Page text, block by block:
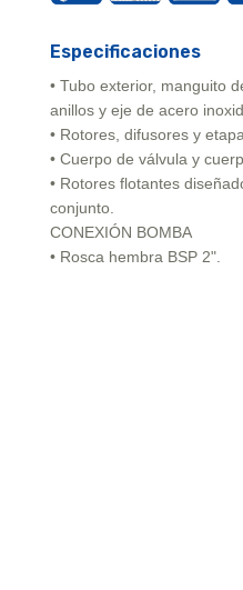
Especificaciones
• Tubo exterior, manguito
anillos y eje de acero
• Rotores, difusores y
• Cuerpo de válvula y
• Rotores flotantes
conjunto.
CONEXIÓN BOMBA
• Rosca hembra BSP 2".